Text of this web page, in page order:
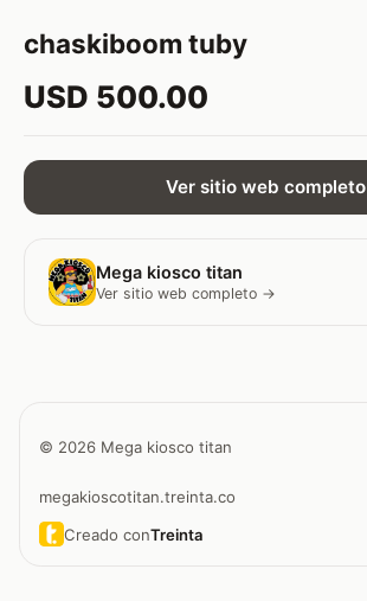
chaskiboom tuby
USD 500.00
Ver sitio web completo
Mega kiosco titan
Ver sitio web completo →
© 2026 Mega kiosco titan
megakioscotitan.treinta.co
Creado conTreinta